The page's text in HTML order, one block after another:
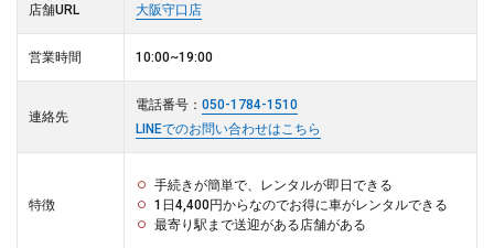
店舗URL 大阪守口店
営業時間 10:00~19:00
連絡先
電話番号： 050-1784-1510
LINEでのお問い合わせはこちら
特徴
手続きが簡単で、レンタルが即日できる
1日4,400円からなのでお得に車がレンタルできる
最寄り駅まで送迎がある店舗がある